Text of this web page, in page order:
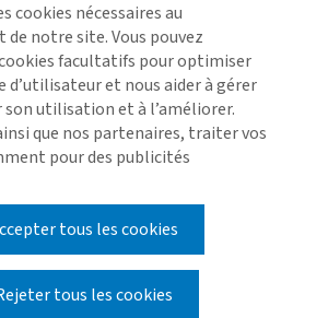
& Co.
commercial de NordicFörsäkring
agréé par l'Autorité suédoise de
qui propose et fournit des
de distribution d'assurance en
de sa succursale belge.
portant le numéro d'entreprise
siège social se trouve Mölndalsvägen
Suède. Le siège social de la
trouve à Posthofbrug 6-8 bus
cookies nécessaires au
notre site. Vous pouvez
facultatifs pour optimiser
d’utilisateur et nous aider à gérer
son utilisation et à l’améliorer.
que nos partenaires, traiter vos
pour des publicités
tous les cookies
tous les cookies